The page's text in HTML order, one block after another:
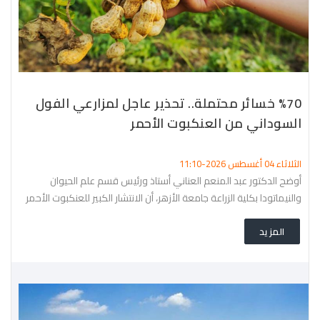
%70 خسائر محتملة.. تحذير عاجل لمزارعي الفول
السوداني من العنكبوت الأحمر
الثلاثاء 04 أغسطس 2026-11:10
أوضح الدكتور عبد المنعم العناني أستاذ ورئيس قسم علم الحيوان
والنيماتودا بكلية الزراعة جامعة الأزهر، أن الانتشار الكبير للعنكبوت الأحمر
في حقول الفول السوداني خلال الفترة الحالية يرجع إلى عدة عوامل، في
مقدمتها الأتربة، خاصة في الأراضي الواقعة على الطرق الترابية أو الطرق
الداخلية بالمزارع، إلى جانب عدم تنفيذ الرش الوقائي منذ بداية الزراعة، فضلاً
المزيد